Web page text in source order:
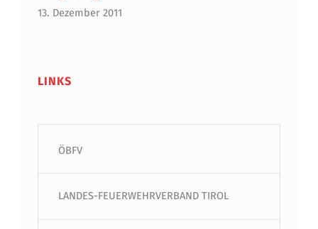
13. Dezember 2011
LINKS
ÖBFV
LANDES-FEUERWEHRVERBAND TIROL